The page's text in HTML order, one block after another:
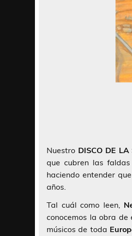
Nuestro DISCO DE LA
que cubren las faldas
haciendo entender
años.
Tal cuál como leen,
conocemos la obra de
músicos de toda